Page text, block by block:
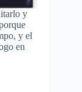
y
y el
en